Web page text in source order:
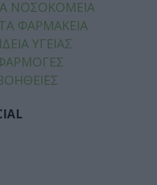
ΝΟΣΟΚΟΜΕΙΑ
ΦΑΡΜΑΚΕΙΑ
ΥΓΕΙΑΣ